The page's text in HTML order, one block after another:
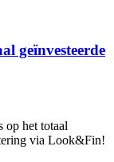
geïnvesteerde
het totaal
via Look&Fin!